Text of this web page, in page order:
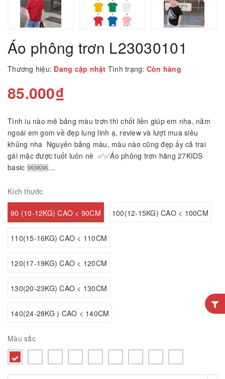
Áo phông trơn L23030101
Thương hiệu: Đang cập nhật Tình trạng: Còn hàng
85.000₫
Tình iu nào mê bảng màu trơn thì chốt liền giúp em nha, năm
ngoái em gom về đẹp lung linh ạ, review và lượt mua siêu
khủng nha Nguyên bảng màu, màu nào cũng đẹp ấy cả trai
gái mặc được tuốt luôn nè ✅✅Áo phông trơn hãng 27KIDS
basic 🆘🆘🆘...
Kích thước
90 (10-12KG) CAO < 90CM 100(12-15KG) CAO < 100CM
110(15-16KG) CAO < 110CM
120(17-19KG) CAO < 120CM
130(20-23KG) CAO < 130CM
140(24-28KG ) CAO < 140CM
Màu sắc